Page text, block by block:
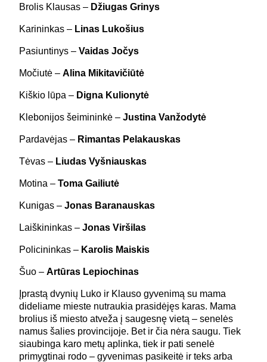
Brolis Klausas – Džiugas Grinys
Karininkas – Linas Lukošius
Pasiuntinys – Vaidas Jočys
Močiutė – Alina Mikitavičiūtė
Kiškio lūpa – Digna Kulionytė
Klebonijos šeimininkė – Justina Vanžodytė
Pardavėjas – Rimantas Pelakauskas
Tėvas – Liudas Vyšniauskas
Motina – Toma Gailiutė
Kunigas – Jonas Baranauskas
Laiškininkas – Jonas Viršilas
Policininkas – Karolis Maiskis
Šuo – Artūras Lepiochinas
Įprastą dvynių Luko ir Klauso gyvenimą su mama
dideliame mieste nutraukia prasidėjęs karas. Mama
brolius iš miesto atveža į saugesnę vietą – senelės
namus šalies provincijoje. Bet ir čia nėra saugu. Tiek
siaubinga karo metų aplinka, tiek ir pati senelė
primygtinai rodo – gyvenimas pasikeitė ir teks arba